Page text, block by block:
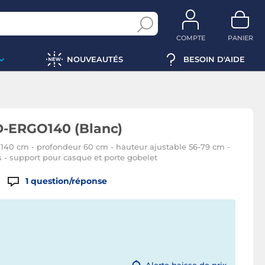
COMPTE PANIER
NOUVEAUTÉS BESOIN D'AIDE
ERGO140 (Blanc)
cm - profondeur 60 cm - hauteur ajustable 56-79 cm -
- support pour casque et porte gobelet
1 question/réponse